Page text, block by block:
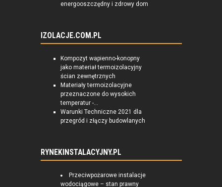
energooszczędny i zdrowy dom
IZOLACJE.COM.PL
Kompozyt wapienno-konopny
jako materiał termoizolacyjny
ścian zewnętrznych
Materiały termoizolacyjne
przeznaczone do wysokich
temperatur -...
Warunki Techniczne 2021 dla
przegród i złączy budowlanych
RYNEKINSTALACYJNY.PL
Przeciwpożarowe instalacje
wodociągowe – stan prawny